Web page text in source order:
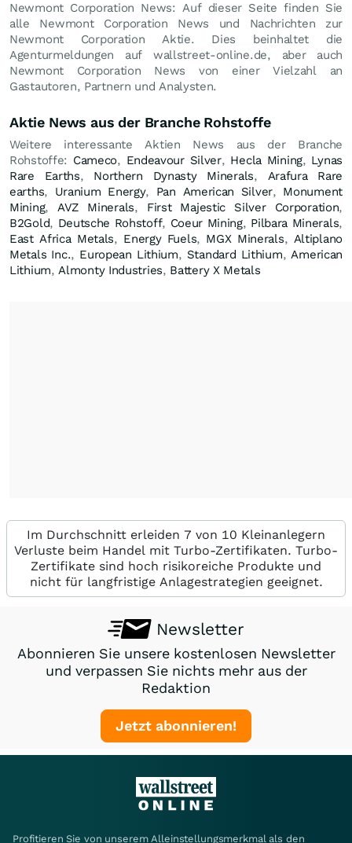
Newmont Corporation News: Auf dieser Seite finden Sie
alle Newmont Corporation News und Nachrichten zur
Newmont Corporation Aktie. Dies beinhaltet die
Agenturmeldungen auf wallstreet-online.de, aber auch
Newmont Corporation News von einer Vielzahl an
Gastautoren, Partnern und Analysten.
Aktie News aus der Branche Rohstoffe
Weitere interessante Aktien News aus der Branche
Rohstoffe: Cameco, Endeavour Silver, Hecla Mining, Lynas
Rare Earths, Northern Dynasty Minerals, Arafura Rare
earths, Uranium Energy, Pan American Silver, Monument
Mining,AVZ Minerals, First Majestic Silver Corporation,
B2Gold, Deutsche Rohstoff, Coeur Mining, Pilbara Minerals,
East Africa Metals, Energy Fuels, MGX Minerals, Altiplano
Metals Inc., European Lithium, Standard Lithium,American
Lithium,Almonty Industries, Battery X Metals
Im Durchschnitt erleiden 7 von 10 Kleinanlegern
Verluste beim Handel mit Turbo-Zertifikaten. Turbo-
Zertifikate sind hoch risikoreiche Produkte und
nicht für langfristige Anlagestrategien geeignet.
Newsletter
Abonnieren Sie unsere kostenlosen Newsletter
und verpassen Sie nichts mehr aus der
Redaktion
Jetzt abonnieren!
Profitieren Sie von unserem Alleinstellungsmerkmal als den